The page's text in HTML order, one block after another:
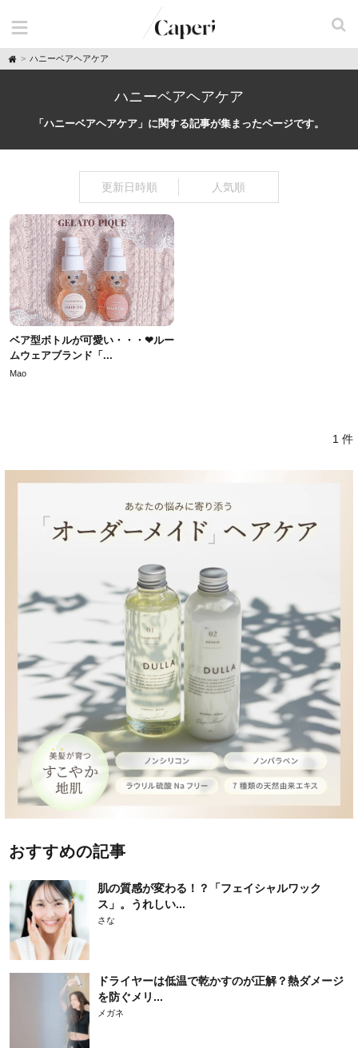
H
o
ハニーベアヘアケア
ハニーベアヘアケア
「ハニーベアヘアケア」に関する記事が集まったページです。
更新日時順 人気順
ベア型ボトルが可愛い・・・❤︎︎ルー
ムウェアブランド「...
Mao
1 件
おすすめの記事
肌の質感が変わる！？「フェイシャルワック
ス」。うれしい...
さな
ドライヤーは低温で乾かすのが正解？熱ダメージ
を防ぐメリ...
メガネ